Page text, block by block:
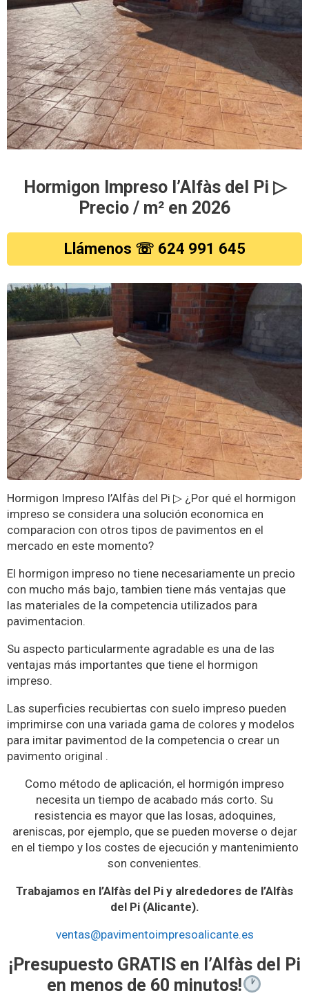
Hormigon Impreso l’Alfàs del Pi ▷
Precio / m² en 2026
Llámenos ☏ 624 991 645
Hormigon Impreso l’Alfàs del Pi ▷ ¿Por qué el hormigon
impreso se considera una solución economica en
comparacion con otros tipos de pavimentos en el
mercado en este momento?
El hormigon impreso no tiene necesariamente un precio
con mucho más bajo, tambien tiene más ventajas que
las materiales de la competencia utilizados para
pavimentacion.
Su aspecto particularmente agradable es una de las
ventajas más importantes que tiene el hormigon
impreso.
Las superficies recubiertas con suelo impreso pueden
imprimirse con una variada gama de colores y modelos
para imitar pavimentod de la competencia o crear un
pavimento original .
Como método de aplicación, el hormigón impreso
necesita un tiempo de acabado más corto. Su
resistencia es mayor que las losas, adoquines,
areniscas, por ejemplo, que se pueden moverse o dejar
en el tiempo y los costes de ejecución y mantenimiento
son convenientes.
Trabajamos en l’Alfàs del Pi y alrededores de l’Alfàs
del Pi (Alicante).
ventas@pavimentoimpresoalicante.es
¡Presupuesto GRATIS en l’Alfàs del Pi
en menos de 60 minutos!